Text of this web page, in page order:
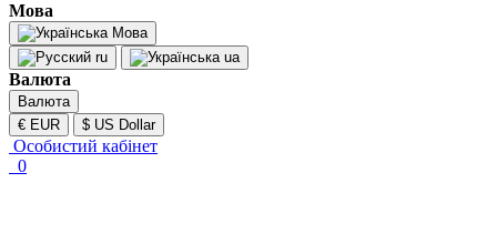
Мова
Мова
ru
ua
Валюта
Валюта
€ EUR
$ US Dollar
Особистий кабінет
0